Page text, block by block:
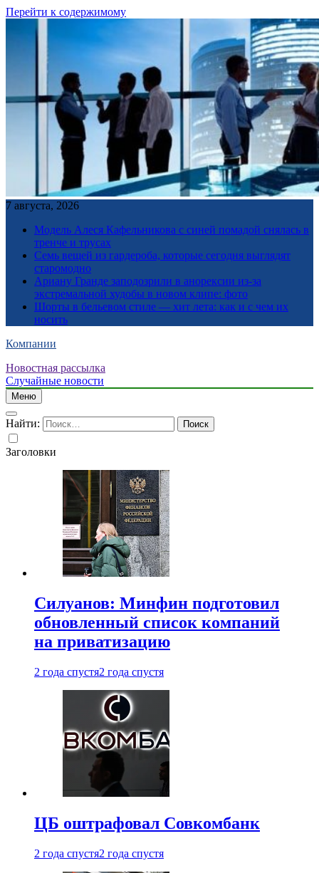
Перейти к содержимому
7 августа, 2026
Модель Алеся Кафельникова с синей помадой снялась в
тренче и трусах
Семь вещей из гардероба, которые сегодня выглядят
старомодно
Ариану Гранде заподозрили в анорексии из-за
экстремальной худобы в новом клипе: фото
Шорты в бельевом стиле — хит лета: как и с чем их
носить
Компании
Новостная рассылка
Случайные новости
Меню
Найти:
Заголовки
Силуанов: Минфин подготовил
обновленный список компаний
на приватизацию
2 года спустя2 года спустя
ЦБ оштрафовал Совкомбанк
2 года спустя2 года спустя